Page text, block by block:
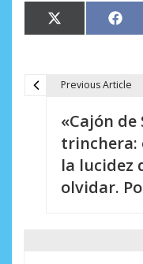
Compartir
en
X
(Twitter) en
Previous Article
«Cajón de
trinchera:
la lucidez
olvidar.